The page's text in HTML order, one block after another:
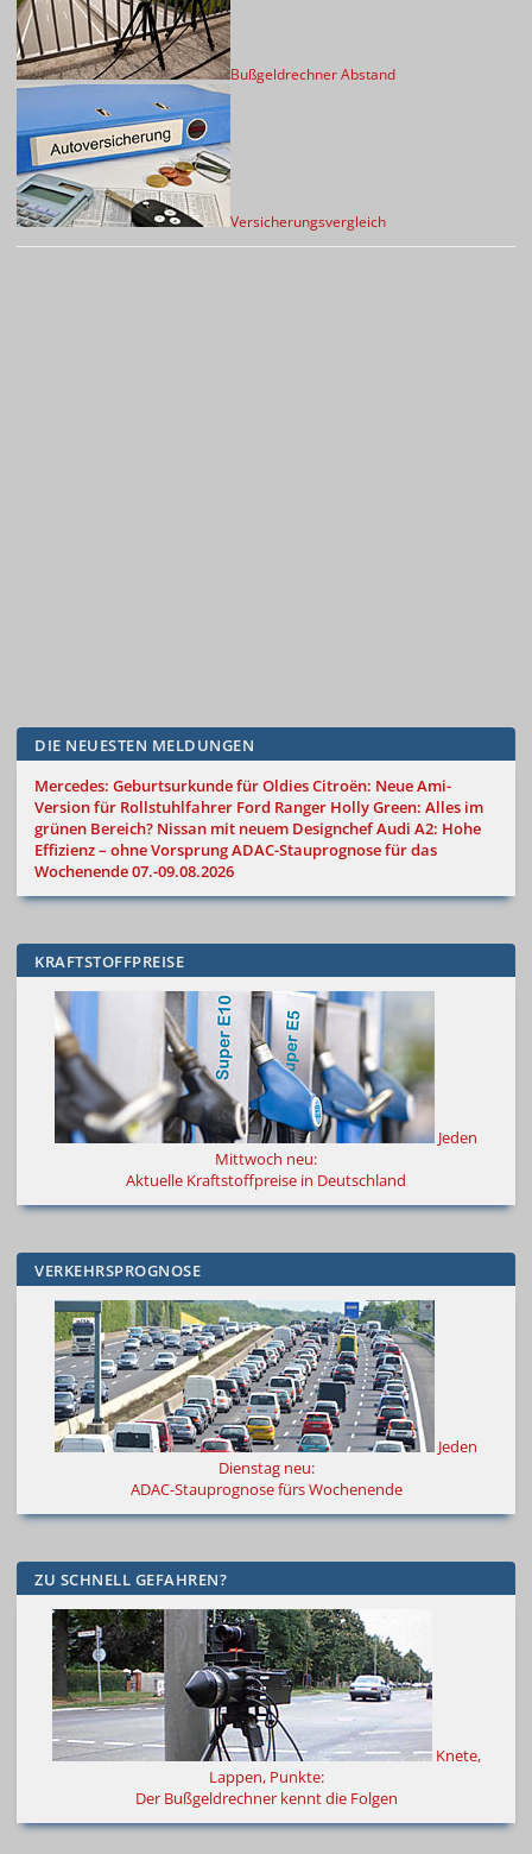
Bußgeldrechner Abstand
Versicherungsvergleich
DIE NEUESTEN MELDUNGEN
Mercedes: Geburtsurkunde für OldiesCitroën: Neue Ami-
Version für Rollstuhlfahrer Ford Ranger Holly Green: Alles im
grünen Bereich? Nissan mit neuem DesignchefAudi A2: Hohe
Effizienz – ohne VorsprungADAC-Stauprognose für das
Wochenende 07.-09.08.2026
KRAFTSTOFFPREISE
Jeden
Mittwoch neu:
Aktuelle Kraftstoffpreise in Deutschland
VERKEHRSPROGNOSE
Jeden
Dienstag neu:
ADAC-Stauprognose fürs Wochenende
ZU SCHNELL GEFAHREN?
Knete,
Lappen, Punkte:
Der Bußgeldrechner kennt die Folgen